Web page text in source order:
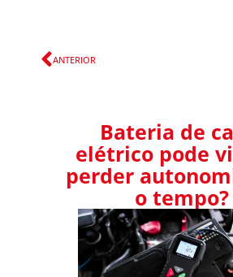
Anterior
ANTERIOR
Bateria de
elétrico pode
perder
o tempo?